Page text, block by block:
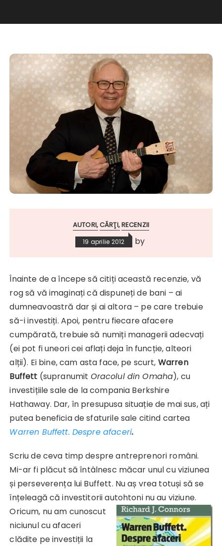
AUTORI CĂRŢI RECENZII
19 aprilie 2012 by
Înainte de a începe să citiți această recenzie, vă
rog să vă imaginați că dispuneți de bani – ai
dumneavoastră dar și ai altora – pe care trebuie
să-i investiți. Apoi, pentru fiecare afacere
cumpărată, trebuie să numiți managerii adecvați
(ei pot fi uneori cei aflați deja în funcție, alteori
alții). Ei bine, cam asta face, pe scurt, Warren
Buffett (supranumit Oracolul din Omaha), cu
investițiile sale de la compania Berkshire
Hathaway. Dar, în presupusa situație de mai sus, ați
putea beneficia de sfaturile sale citind cartea
Warren Buffett. Despre afaceri.
Scriu de ceva timp despre antreprenori români.
Mi-ar fi plăcut să întâlnesc măcar unul cu viziunea
și perseverența lui Buffett. Nu aș vrea totuși să se
înțeleagă că investitorii autohtoni nuau viziune.
Oricum, nu am cunoscut
niciunul cu afaceri
clădite pe investiții la